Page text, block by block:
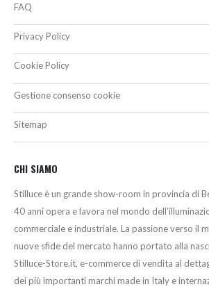
FAQ
Privacy Policy
Cookie Policy
Gestione consenso cookie
Sitemap
CHI SIAMO
Stilluce è un grande show-room in provincia di
40 anni opera e lavora nel mondo
commerciale e industriale. La passione verso il
nuove sfide del mercato hanno portato alla
Stilluce-Store.it, e-commerce di vendita al
dei più importanti marchi made in Italy e